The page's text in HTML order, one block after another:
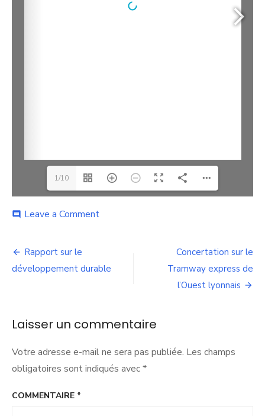
1/10
comment Leave a Commenton
Lyonnais
Navigation
de
Rapport sur le
développement durable
Concertation sur le
Tramway express de
l’Ouest lyonnais
Laisser un commentaire
Votre adresse e-mail ne sera pas publiée. Les champs
obligatoires sont indiqués avec*
COMMENTAIRE *